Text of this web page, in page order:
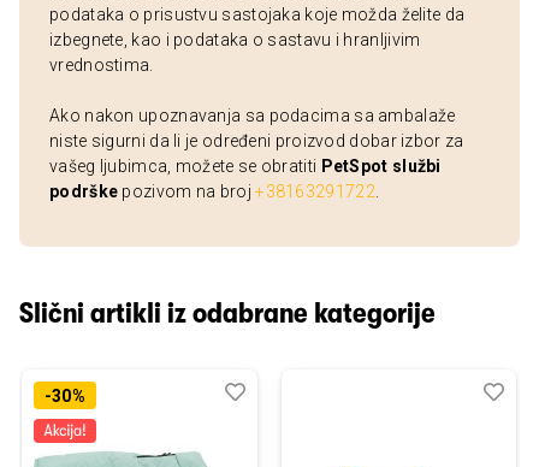
podataka o prisustvu sastojaka koje možda želite da
izbegnete, kao i podataka o sastavu i hranljivim
vrednostima.
Ako nakon upoznavanja sa podacima sa ambalaže
niste sigurni da li je određeni proizvod dobar izbor za
vašeg ljubimca, možete se obratiti PetSpot službi
podrške pozivom na broj+38163291722
Slični artikli iz odabrane kategorije
-30%
Dodaj
Uporedi